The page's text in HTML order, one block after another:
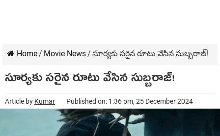
Home/ Movie News/ సూర్యకు సరైన రూటు వేసిన సుబ్బరాజ్!
సూర్యకు సరైన రూటు వేసిన సుబ్బరాజ్!
Article by Kumar Published on: 1:36 pm, 25 December 2024